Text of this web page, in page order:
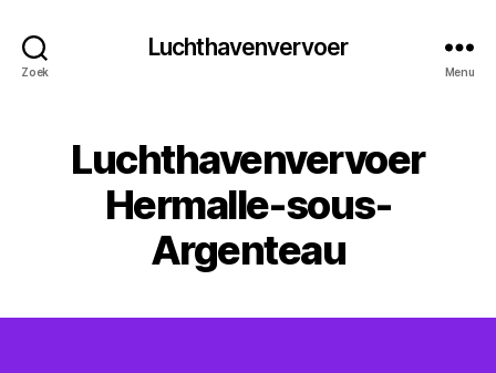
Zoek
Luchthavenvervoer
Menu
Luchthavenvervoer
Hermalle-sous-
Argenteau